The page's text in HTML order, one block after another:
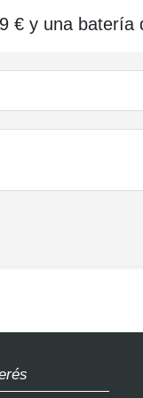
€ y una batería